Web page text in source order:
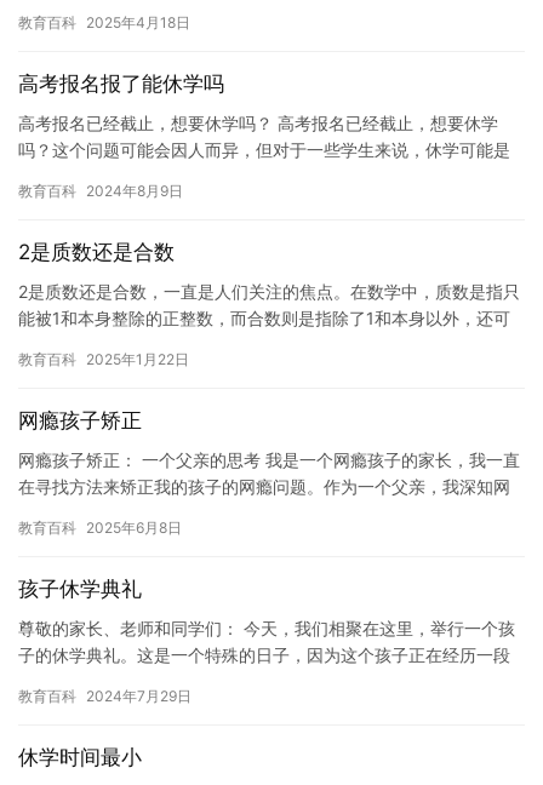
教育百科 2025年4月18日
高考报名报了能休学吗
高考报名已经截止，想要休学吗？ 高考报名已经截止，想要休学
吗？这个问题可能会因人而异，但对于一些学生来说，休学可能是
试，休…
教育百科 2024年8月9日
2是质数还是合数
2是质数还是合数，一直是人们关注的焦点。在数学中，质数是指只
能被1和本身整除的正整数，而合数则是指除了1和本身以外，还可
教育百科 2025年1月22日
网瘾孩子矫正
网瘾孩子矫正： 一个父亲的思考 我是一个网瘾孩子的家长，我一直
在寻找方法来矫正我的孩子的网瘾问题。作为一个父亲，我深知网
能…
教育百科 2025年6月8日
孩子休学典礼
尊敬的家长、老师和同学们： 今天，我们相聚在这里，举行一个孩
子的休学典礼。这是一个特殊的日子，因为这个孩子正在经历一段
生。…
教育百科 2024年7月29日
休学时间最小